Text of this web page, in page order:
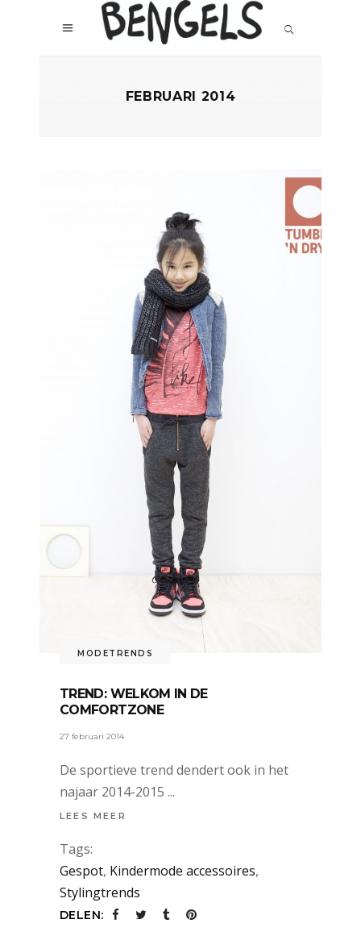
FEBRUARI 2014
MODETRENDS
TREND: WELKOM IN DE
COMFORTZONE
27 februari 2014
De sportieve trend dendert ook in het
najaar 2014-2015
LEES MEER
Tags:
Gespot, Kindermode accessoires,
Stylingtrends
DELEN: